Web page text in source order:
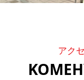
アク